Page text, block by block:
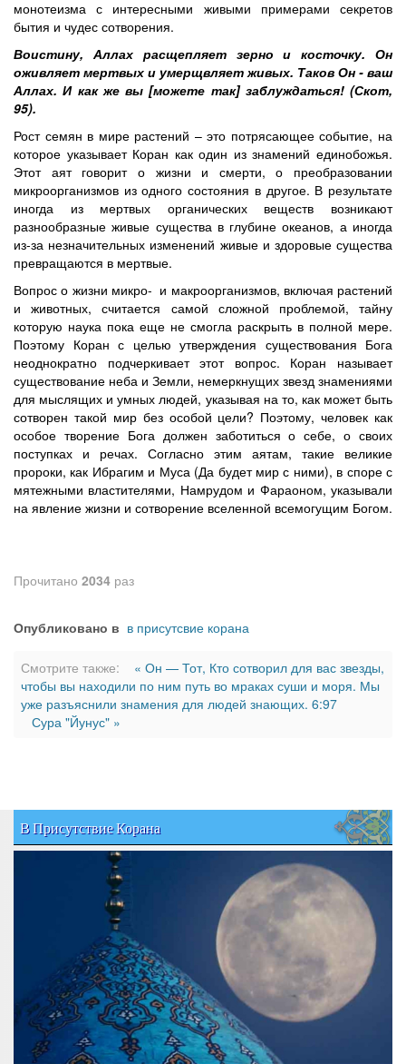
монотеизма с интересными живыми примерами секретов
бытия и чудес сотворения.
Воистину, Аллах расщепляет зерно и косточку. Он
оживляет мертвых и умерщвляет живых. Таков Он - ваш
Аллах. И как же вы [можете так] заблуждаться! (Скот,
95).
Рост семян в мире растений – это потрясающее событие, на
которое указывает Коран как один из знамений единобожья.
Этот аят говорит о жизни и смерти, о преобразовании
микроорганизмов из одного состояния в другое. В результате
иногда из мертвых органических веществ возникают
разнообразные живые существа в глубине океанов, а иногда
из-за незначительных изменений живые и здоровые существа
превращаются в мертвые.
Вопрос о жизни микро- и макроорганизмов, включая растений
и животных, считается самой сложной проблемой, тайну
которую наука пока еще не смогла раскрыть в полной мере.
Поэтому Коран с целью утверждения существования Бога
неоднократно подчеркивает этот вопрос. Коран называет
существование неба и Земли, немеркнущих звезд знамениями
для мыслящих и умных людей, указывая на то, как может быть
сотворен такой мир без особой цели? Поэтому, человек как
особое творение Бога должен заботиться о себе, о своих
поступках и речах. Согласно этим аятам, такие великие
пророки, как Ибрагим и Муса (Да будет мир с ними), в споре с
мятежными властителями, Намрудом и Фараоном, указывали
на явление жизни и сотворение вселенной всемогущим Богом.
Прочитано 2034 раз
Опубликовано в в присутсвие корана
Смотрите также:
« Он — Тот, Кто сотворил для вас звезды,
чтобы вы находили по ним путь во мраках суши и моря. Мы
уже разъяснили знамения для людей знающих. 6:97
Сура "Йунус" »
В Присутствие Корана